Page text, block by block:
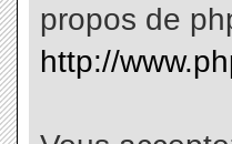
propos de
http://